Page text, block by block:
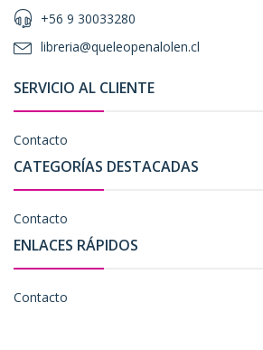
+56 9 30033280
libreria@queleopenalolen.cl
SERVICIO AL CLIENTE
Contacto
CATEGORÍAS DESTACADAS
Contacto
ENLACES RÁPIDOS
Contacto